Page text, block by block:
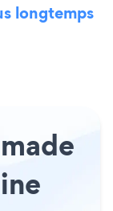
longtemps